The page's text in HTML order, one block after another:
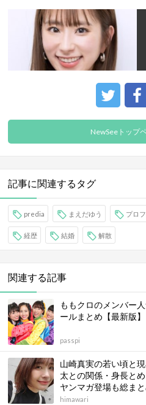
NewSeeトップ
記事に関連するタグ
predia まえだゆう プロ
経歴 結婚 解散
関連する記事
ももクロのメンバー
ールまとめ【最新版】
passpi
山崎真実の若い頃と
太との関係・身長と
ヤンマガ登場も総ま
himawari